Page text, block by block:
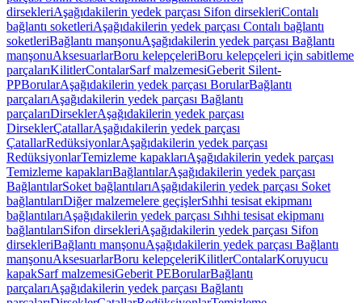
dirsekleriAşağıdakilerin yedek parçası Sifon dirsekleriContalı
bağlantı soketleriAşağıdakilerin yedek parçası Contalı bağlantı
soketleriBağlantı manşonuAşağıdakilerin yedek parçası Bağlantı
manşonuAksesuarlarBoru kelepçeleriBoru kelepçeleri için sabitleme
parçalarıKilitlerContalarSarf malzemesiGeberit Silent-
PPBorularAşağıdakilerin yedek parçası BorularBağlantı
parçalarıAşağıdakilerin yedek parçası Bağlantı
parçalarıDirseklerAşağıdakilerin yedek parçası
DirseklerÇatallarAşağıdakilerin yedek parçası
ÇatallarRedüksiyonlarAşağıdakilerin yedek parçası
RedüksiyonlarTemizleme kapaklarıAşağıdakilerin yedek parçası
Temizleme kapaklarıBağlantılarAşağıdakilerin yedek parçası
BağlantılarSoket bağlantılarıAşağıdakilerin yedek parçası Soket
bağlantılarıDiğer malzemelere geçişlerSıhhi tesisat ekipmanı
bağlantılarıAşağıdakilerin yedek parçası Sıhhi tesisat ekipmanı
bağlantılarıSifon dirsekleriAşağıdakilerin yedek parçası Sifon
dirsekleriBağlantı manşonuAşağıdakilerin yedek parçası Bağlantı
manşonuAksesuarlarBoru kelepçeleriKilitlerContalarKoruyucu
kapakSarf malzemesiGeberit PEBorularBağlantı
parçalarıAşağıdakilerin yedek parçası Bağlantı